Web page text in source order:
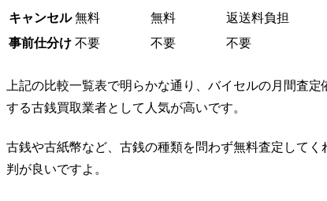
キャンセル 無料 無料
返送料負担
事前仕分け 不要 不要 不要
上記の比較一覧表で明らかな通り、バイセルの月間査
する古銭買取業者として人気が高いです。
古銭や古紙幣など、古銭の種類を問わず無料査定して
判が良いですよ。